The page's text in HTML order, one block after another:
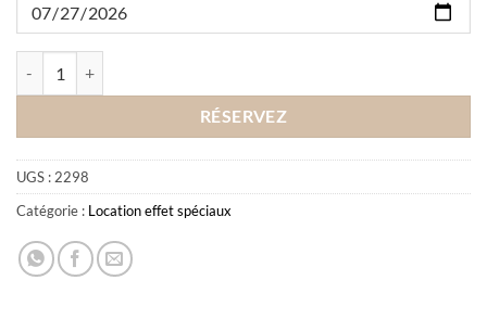
RÉSERVEZ
UGS :2298
Catégorie : Location effet spéciaux